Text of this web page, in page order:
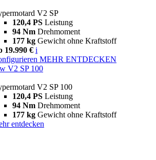
V2 SP
120,4 PS Leistung
94 Nm Drehmoment
177 kg Gewicht ohne Kraftstoff
19.990 € i
MEHR ENTDECKEN
V2 SP 100
V2 SP 100
120,4 PS Leistung
94 Nm Drehmoment
177 kg Gewicht ohne Kraftstoff
entdecken